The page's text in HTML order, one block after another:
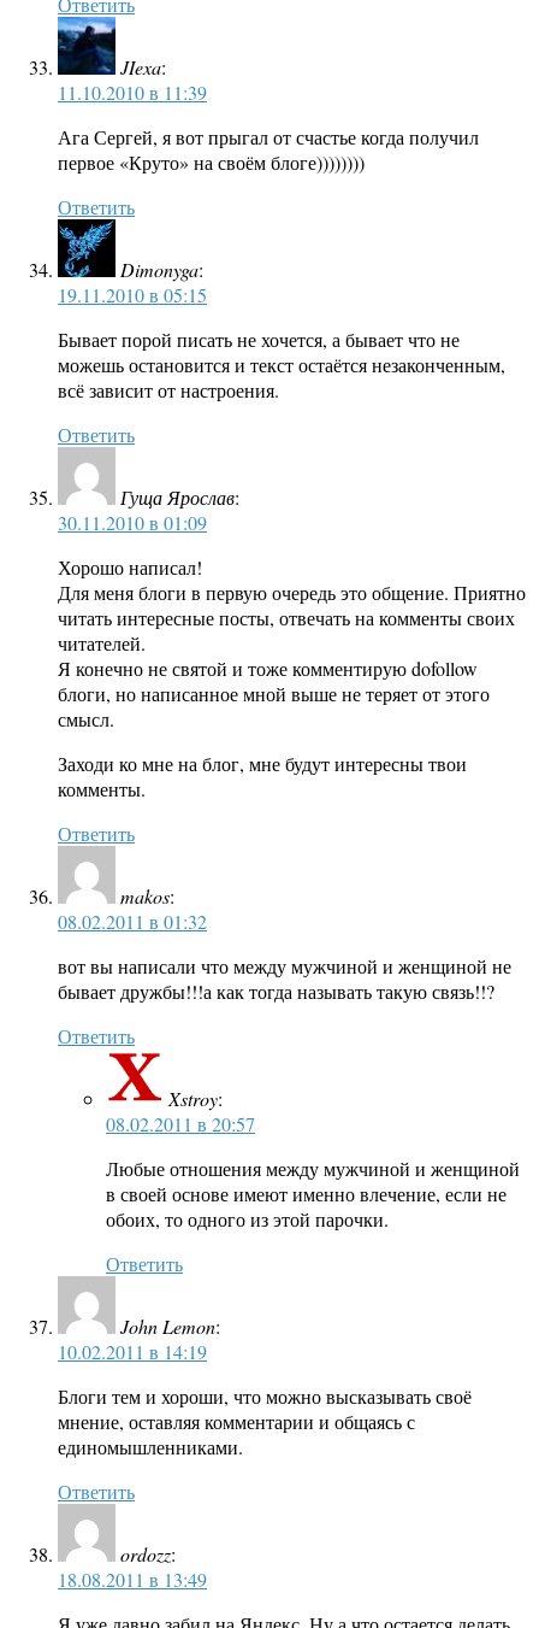
JIexa:
11.10.2010 в 11:39
Ага Сергей, я вот прыгал от счастье когда получил
первое «Круто» на своём блоге))))))))
Ответить
Dimonyga:
19.11.2010 в 05:15
Бывает порой писать не хочется, а бывает что не
можешь остановится и текст остаётся незаконченным,
всё зависит от настроения.
Ответить
Гуща Ярослав:
30.11.2010 в 01:09
Хорошо написал!
Для меня блоги в первую очередь это общение. Приятно
читать интересные посты, отвечать на комменты своих
читателей.
Я конечно не святой и тоже комментирую dofollow
блоги, но написанное мной выше не теряет от этого
смысл.
Заходи ко мне на блог, мне будут интересны твои
комменты.
Ответить
makos:
08.02.2011 в 01:32
вот вы написали что между мужчиной и женщиной не
бывает дружбы!!!а как тогда называть такую связь!!?
Ответить
Xstroy:
08.02.2011 в 20:57
Любые отношения между мужчиной и женщиной
в своей основе имеют именно влечение, если не
обоих, то одного из этой парочки.
Ответить
John Lemon:
10.02.2011 в 14:19
Блоги тем и хороши, что можно высказывать своё
мнение, оставляя комментарии и общаясь с
единомышленниками.
Ответить
ordozz:
18.08.2011 в 13:49